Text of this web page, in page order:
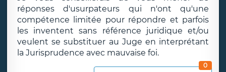
réponses d'usurpateurs qui n'ont qu'une
compétence limitée pour répondre et parfois
les inventent sans référence juridique et/ou
veulent se substituer au Juge en interprétant
la Jurisprudence avec mauvaise foi.
0